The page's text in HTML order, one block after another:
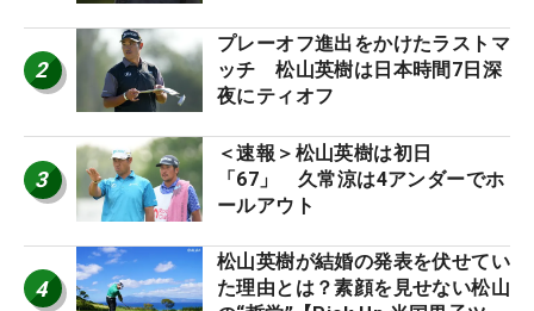
2
プレーオフ進出をかけたラストマ
ッチ 松山英樹は日本時間7日深
夜にティオフ
3
＜速報＞松山英樹は初日
「67」 久常涼は4アンダーでホ
ールアウト
4
松山英樹が結婚の発表を伏せてい
た理由とは？素顔を見せない松山